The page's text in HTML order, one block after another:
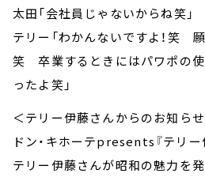
太田「会社員じゃないからね笑」
テリー「わかんないですよ！笑
笑 卒業するときにはパワポの
ったよ笑」
＜テリー伊藤さんからのお知ら
ドン・キホーテpresents『テリー
テリー伊藤さんが昭和の魅力を